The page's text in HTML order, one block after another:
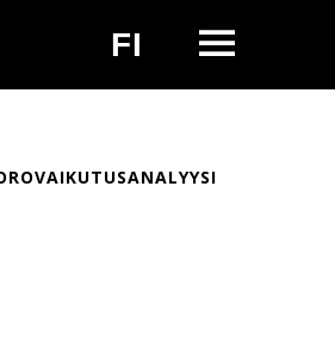
FICHANGE